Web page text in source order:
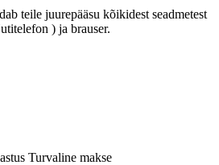
teile juurepääsu kõikidest seadmetest
) ja brauser.
Turvaline makse